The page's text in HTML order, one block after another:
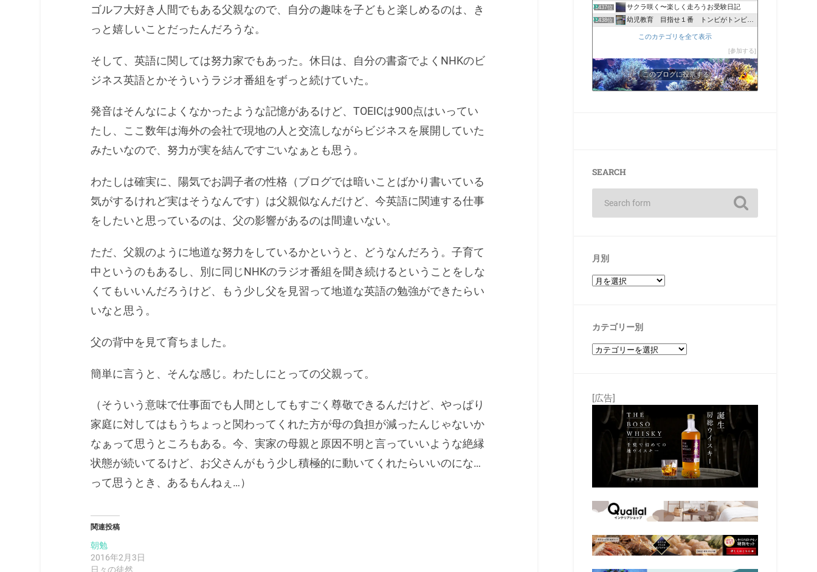
ゴルフ大好き人間でもある父親なので、自分の趣味を子どもと楽しめるのは、き
っと嬉しいことだったんだろうな。
そして、英語に関しては努力家でもあった。休日は、自分の書斎でよくNHKのビ
ジネス英語とかそういうラジオ番組をずっと続けていた。
発音はそんなによくなかったような記憶があるけど、TOEICは900点はいってい
たし、ここ数年は海外の会社で現地の人と交流しながらビジネスを展開していた
みたいなので、努力が実を結んですごいなぁとも思う。
わたしは確実に、陽気でお調子者の性格（ブログでは暗いことばかり書いている
気がするけれど実はそうなんです）は父親似なんだけど、今英語に関連する仕事
をしたいと思っているのは、父の影響があるのは間違いない。
ただ、父親のように地道な努力をしているかというと、どうなんだろう。子育て
中というのもあるし、別に同じNHKのラジオ番組を聞き続けるということをしな
くてもいいんだろうけど、もう少し父を見習って地道な英語の勉強ができたらい
いなと思う。
父の背中を見て育ちました。
簡単に言うと、そんな感じ。わたしにとっての父親って。
（そういう意味で仕事面でも人間としてもすごく尊敬できるんだけど、やっぱり
家庭に対してはもうちょっと関わってくれた方が母の負担が減ったんじゃないか
なぁって思うところもある。今、実家の母親と原因不明と言っていいような絶縁
状態が続いてるけど、お父さんがもう少し積極的に動いてくれたらいいのにな…
って思うとき、あるもんねぇ…）
関連投稿
朝勉
2016年2月3日
日々の徒然
1437位 サクラ咲く〜楽しく走ろうお受験日記
1438位 幼児教育 目指せ１番 トンビがトンビを産んで鷹に育てます
このカテゴリを全て表示
参加する
このブログに投票する
SEARCH
月別
カテゴリー別
[広告]